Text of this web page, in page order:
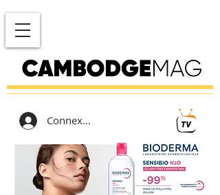
Connexion